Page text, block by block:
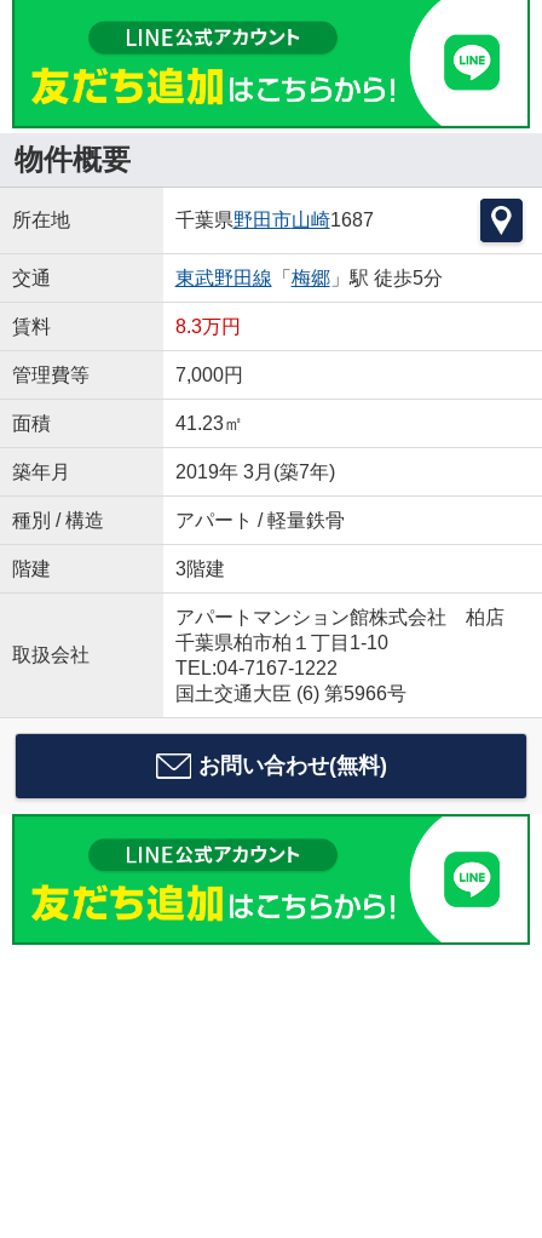
物件概要
所在地 千葉県野田市山崎1687
交通 東武野田線 「 梅郷」駅 徒歩5分
賃料 8.3万円
管理費等 7,000円
面積 41.23㎡
築年月 2019年 3月(築7年)
種別 / 構造 アパート / 軽量鉄骨
階建 3階建
取扱会社
アパートマンション館株式会社 柏店
千葉県柏市柏１丁目1-10
TEL:04-7167-1222
国土交通大臣 (6) 第5966号
お問い合わせ(無料)